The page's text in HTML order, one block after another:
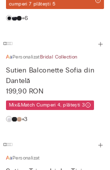
cumperi 7 plătești 5
+6
PersonalizatBridal Collection
Sutien Balconette Sofia din
Dantelă
199,90 RON
Mix&Match Cumperi 4, plătești 3
+3
Personalizat